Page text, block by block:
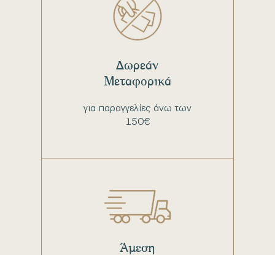
για παραγγελίες άνω των
150€
Δωρεάν
Μεταφορικά
Άμεση